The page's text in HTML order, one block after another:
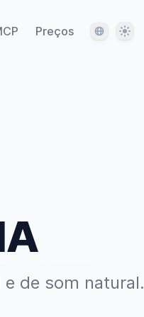
Preços IdiomaTema
de som natural.